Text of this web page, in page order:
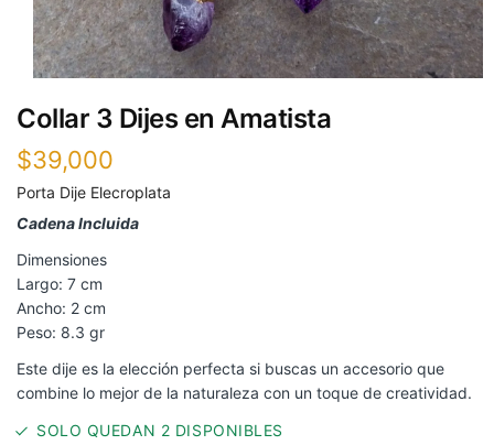
Collar 3 Dijes en Amatista
$39,000
Porta Dije Elecroplata
Cadena Incluida
Dimensiones
Largo: 7 cm
Ancho: 2 cm
Peso: 8.3 gr
Este dije es la elección perfecta si buscas un accesorio que
combine lo mejor de la naturaleza con un toque de creatividad.
SOLO QUEDAN 2 DISPONIBLES